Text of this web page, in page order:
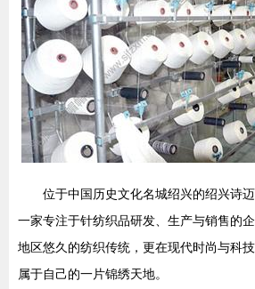
位于中国历史文化名城绍兴的绍兴诗
一家专注于针纺织品研发、生产与销售的
地区悠久的纺织传统，更在现代时尚与科
属于自己的一片锦绣天地。